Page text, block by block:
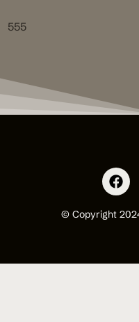
555
© Copyright